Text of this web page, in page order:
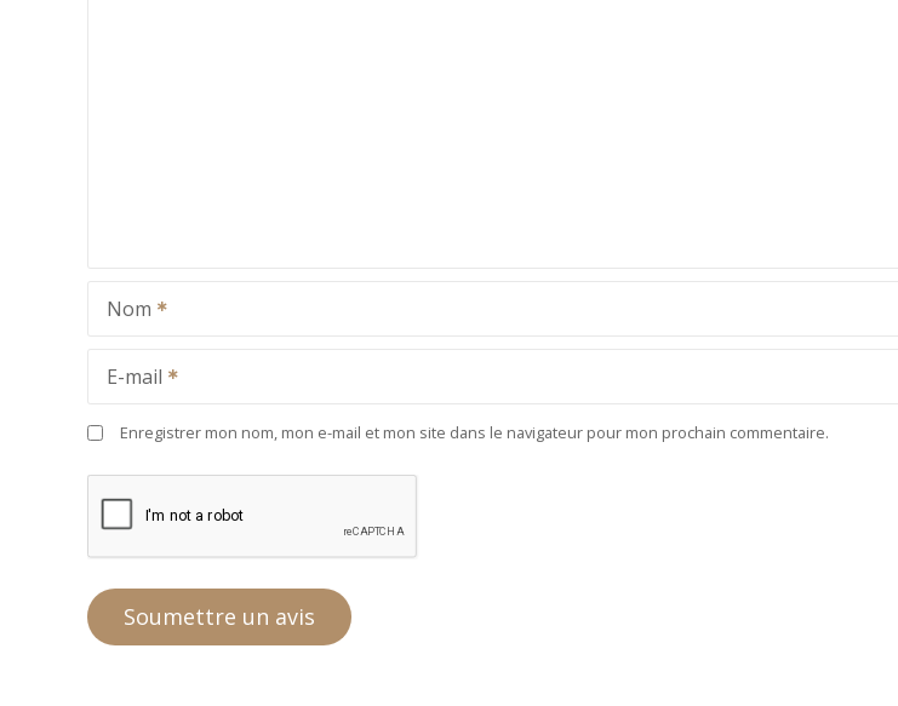
Nom
E-mail
Enregistrer mon nom, mon e-mail et mon site dans le navigateur pour mon prochain commentaire.